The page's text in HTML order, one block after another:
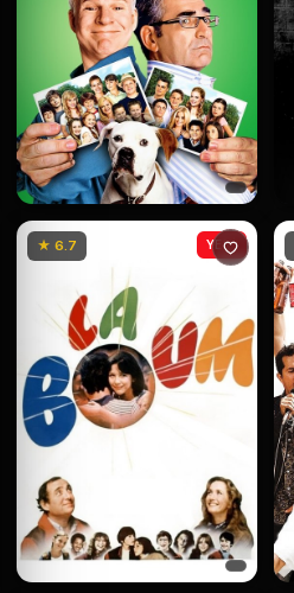
★ 6.7 YENİ